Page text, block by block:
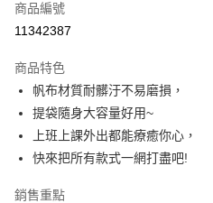
超商取貨付款
Apple Pay
街口支付
悠遊付
AFTEE先享後付
商品編號
11342387
商品特色
帆布材質耐髒汙不易磨損，
提袋隨身大容量好用~
上班上課外出都能療癒你心，
快來把所有款式一網打盡吧!
銷售重點